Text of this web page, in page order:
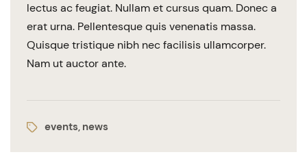
lectus ac feugiat. Nullam et cursus quam. Donec a
erat urna. Pellentesque quis venenatis massa.
Quisque tristique nibh nec facilisis ullamcorper.
Nam ut auctor ante.
events, news